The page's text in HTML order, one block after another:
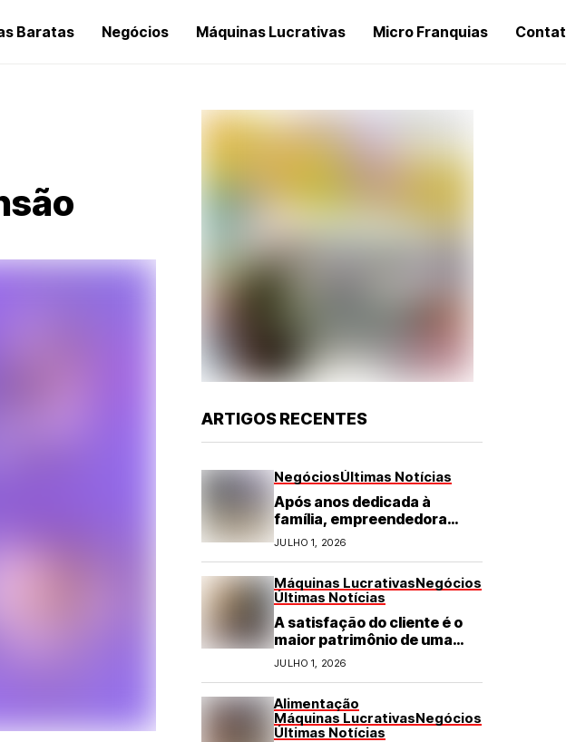
Baratas Negócios Máquinas Lucrativas Micro Franquias
ARTIGOS RECENTES
NegóciosÚltimas Notícias
Após anos dedicada à
família, empreendedora
transforma franquia de
turismo em negócio de
JULHO 1, 2026
Máquinas LucrativasNegócios
Últimas Notícias
A satisfação do cliente é o
maior patrimônio de uma
franquia
JULHO 1, 2026
Alimentação
Máquinas LucrativasNegócios
Últimas Notícias